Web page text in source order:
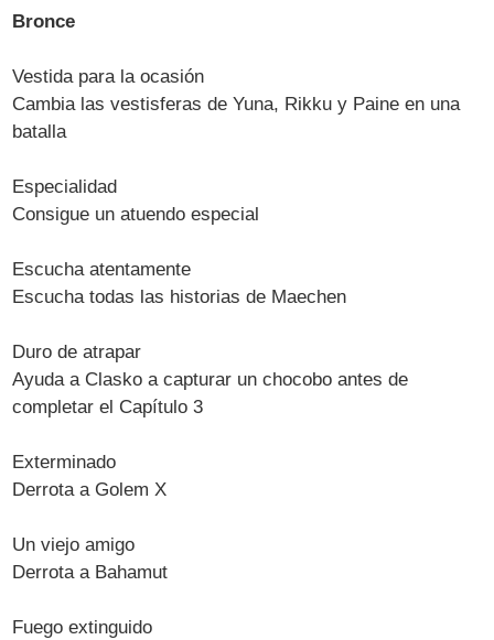
Bronce
Vestida para la ocasión
Cambia las vestisferas de Yuna, Rikku y Paine en una
batalla
Especialidad
Consigue un atuendo especial
Escucha atentamente
Escucha todas las historias de Maechen
Duro de atrapar
Ayuda a Clasko a capturar un chocobo antes de
completar el Capítulo 3
Exterminado
Derrota a Golem X
Un viejo amigo
Derrota a Bahamut
Fuego extinguido